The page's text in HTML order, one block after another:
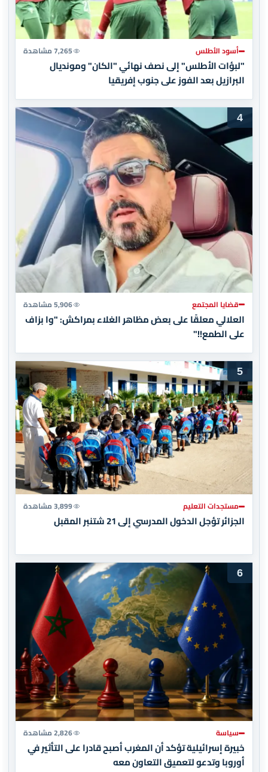
أسود الأطلس 7,265 مشاهدة
"لبؤات الأطلس" إلى نصف نهائي "الكان" ومونديال
البرازيل بعد الفوز على جنوب إفريقيا
4
قضايا المجتمع 5,906 مشاهدة
العلالي معلقًا على بعض مظاهر الغلاء بمراكش: "وا بزاف
على الطمع!!"
5
مستجدات التعليم 3,899 مشاهدة
الجزائر تؤجل الدخول المدرسي إلى 21 شتنبر المقبل
6
سياسة 2,826 مشاهدة
خبيرة إسرائيلية تؤكد أن المغرب أصبح قادرا على التأثير في
أوروبا وتدعو لتعميق التعاون معه